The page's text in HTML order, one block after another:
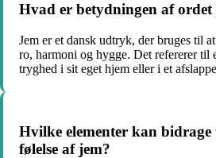
Hvad er betydningen af ordet
Jem er et dansk udtryk, der bruges til
ro, harmoni og hygge. Det refererer til
tryghed i sit eget hjem eller i et
Hvilke elementer kan bidrage
følelse af jem?